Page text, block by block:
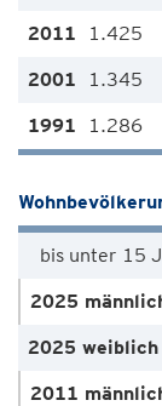
1.425
1.345
1.286
bis unter 15